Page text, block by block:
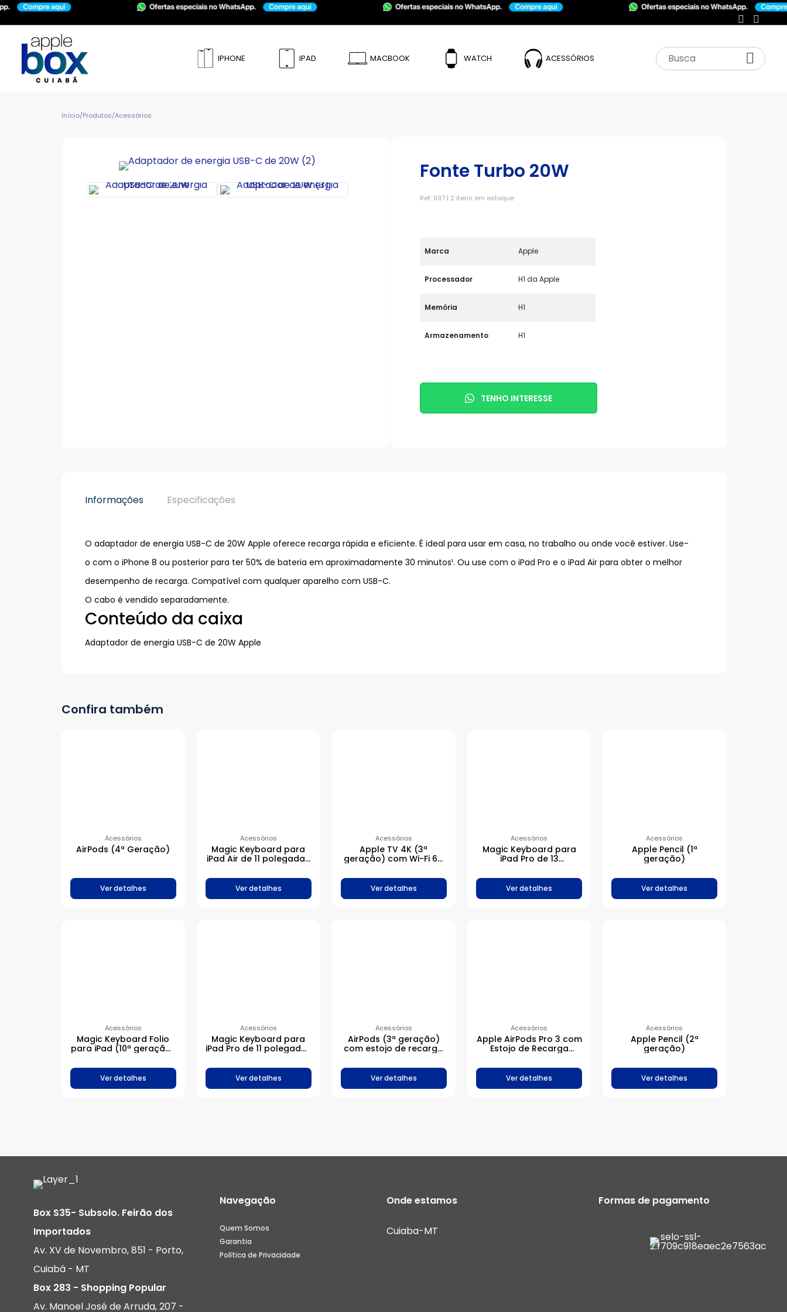
IPHONE IPAD MACBOOK WATCH ACESSÓRIOS
Início/Produtos/Acessórios
Fonte Turbo 20W
Ref: 997 | 2 itens em estoque
Marca Apple
Processador H1 da Apple
Memória H1
Armazenamento H1
TENHO INTERESSE
Informações Especificações
O adaptador de energia USB-C de 20W Apple oferece recarga rápida e eficiente. É ideal para usar em casa, no trabalho ou onde você estiver. Use-
o com o iPhone 8 ou posterior para ter 50% de bateria em aproximadamente 30 minutos¹. Ou use com o iPad Pro e o iPad Air para obter o melhor
desempenho de recarga. Compatível com qualquer aparelho com USB-C.
O cabo é vendido separadamente.
Conteúdo da caixa
Adaptador de energia USB-C de 20W Apple
Confira também
Acessórios
AirPods (4ª Geração)
Ver detalhes
Acessórios
Magic Keyboard para
iPad Air de 11 polegadas
Preto
Ver detalhes
Acessórios
Apple TV 4K (3ª
geração) com Wi-Fi 64
Ver detalhes
Acessórios
Magic Keyboard para
iPad Pro de 13
Inglês (EUA) – Branco
Ver detalhes
Acessórios
Apple Pencil (1ª
geração)
Ver detalhes
Acessórios
Magic Keyboard Folio
para iPad (10ª geração)
Ver detalhes
Acessórios
Magic Keyboard para
iPad Pro de 11 polegadas
Branco
Ver detalhes
Acessórios
AirPods (3ª geração)
com estojo de recarga
Ver detalhes
Acessórios
Apple AirPods Pro 3 com
Estojo de Recarga
Ver detalhes
Acessórios
Apple Pencil (2ª
geração)
Ver detalhes
Box S35- Subsolo. Feirão dos
Importados
Av. XV de Novembro, 851 - Porto,
Cuiabá - MT
Box 283 - Shopping Popular
Av. Manoel José de Arruda, 207 -
Navegação
Quem Somos
Garantia
Política de Privacidade
Onde estamos
Cuiaba-MT
Formas de pagamento